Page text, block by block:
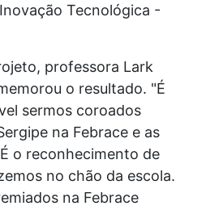
Tecnológica -
professora Lark
o resultado. "É
sermos coroados
na Febrace e as
o reconhecimento de
no chão da escola.
na Febrace